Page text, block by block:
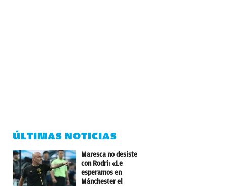
ÚLTIMAS NOTICIAS
Maresca no desiste
con Rodri: «Le
esperamos en
Mánchester el